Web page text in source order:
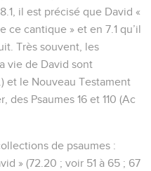
il est précisé que David «
ce cantique » et en 7.1 qu’il
Très souvent, les
vie de David sont
et le Nouveau Testament
Psaumes 16 et 110 (Ac
de psaumes :
» (72.20 ; voir 51 à 65 ; 67